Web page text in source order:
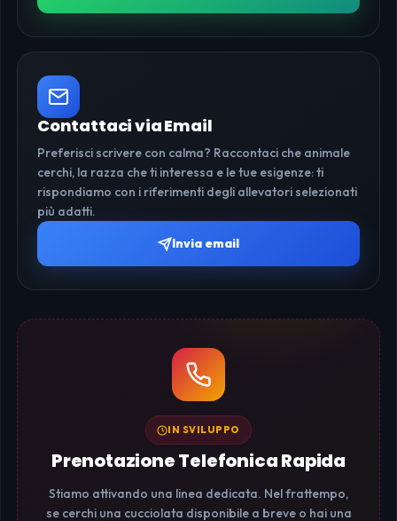
Contattaci via Email
Preferisci scrivere con calma? Raccontaci che animale
cerchi, la razza che ti interessa e le tue esigenze: ti
rispondiamo con i riferimenti degli allevatori selezionati
più adatti.
Invia email
IN SVILUPPO
Prenotazione Telefonica Rapida
Stiamo attivando una linea dedicata. Nel frattempo,
se cerchi una cucciolata disponibile a breve o hai una